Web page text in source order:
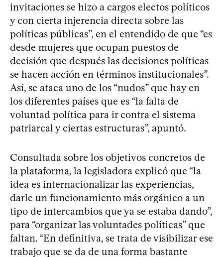
invitaciones se hizo a cargos electos políticos
y con cierta injerencia directa sobre las
políticas públicas”, en el entendido de que “es
desde mujeres que ocupan puestos de
decisión que después las decisiones políticas
se hacen acción en términos institucionales”.
Así, se ataca uno de los “nudos” que hay en
los diferentes países que es “la falta de
voluntad política para ir contra el sistema
patriarcal y ciertas estructuras”, apuntó.
Consultada sobre los objetivos concretos de
la plataforma, la legisladora explicó que “la
idea es internacionalizar las experiencias,
darle un funcionamiento más orgánico a un
tipo de intercambios que ya se estaba dando”,
para “organizar las voluntades políticas” que
faltan. “En definitiva, se trata de visibilizar ese
trabajo que se da de una forma bastante